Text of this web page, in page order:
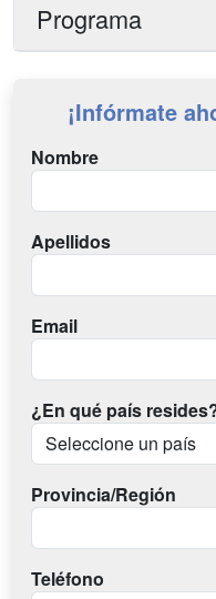
Programa
¡Infórmate
Nombre
Apellidos
Email
¿En qué país
Provincia/Región
Teléfono